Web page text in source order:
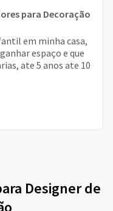
para Decoração
em minha casa,
espaço e que
ate 5 anos ate 10
Designer de